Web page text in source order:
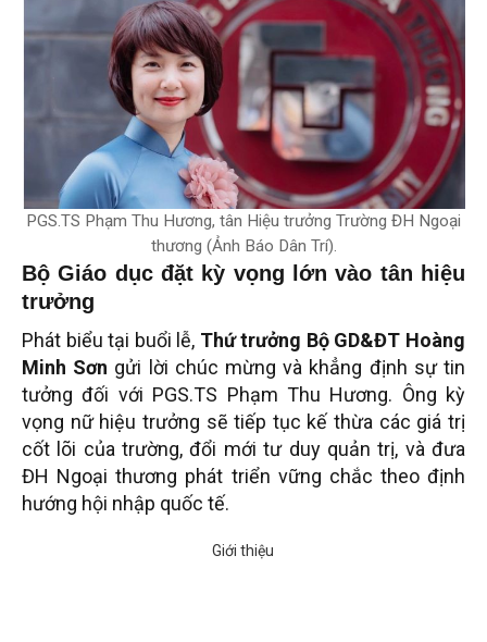
PGS.TS Phạm Thu Hương, tân Hiệu trưởng Trường ĐH Ngoại
thương (Ảnh Báo Dân Trí).
Bộ Giáo dục đặt kỳ vọng lớn vào tân hiệu
trưởng
Phát biểu tại buổi lễ, Thứ trưởng Bộ GD&ĐT Hoàng
Minh Sơn gửi lời chúc mừng và khẳng định sự tin
tưởng đối với PGS.TS Phạm Thu Hương. Ông kỳ
vọng nữ hiệu trưởng sẽ tiếp tục kế thừa các giá trị
cốt lõi của trường, đổi mới tư duy quản trị, và đưa
ĐH Ngoại thương phát triển vững chắc theo định
hướng hội nhập quốc tế.